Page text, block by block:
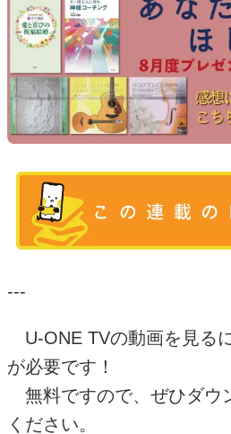
---
U-ONE TVの動画を見る
が必要です！
無料ですので、ぜひダウ
ください。